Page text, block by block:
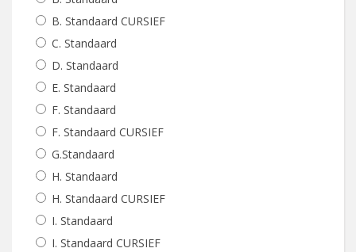
B. Standaard CURSIEF
C. Standaard
D. Standaard
E. Standaard
F. Standaard
F. Standaard CURSIEF
G.Standaard
H. Standaard
H. Standaard CURSIEF
I. Standaard
I. Standaard CURSIEF